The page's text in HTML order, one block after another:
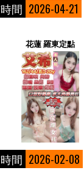
間 2026-04-21
花蓮 羅東定點
間 2026-02-08